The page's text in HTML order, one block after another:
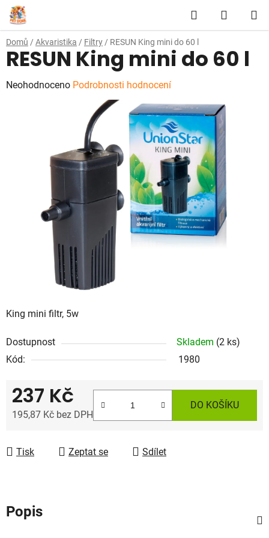
Přejít
na
obsah
Hledat
KOŠÍK
Domů / Akvaristika / Filtry / RESUN King mini do 60 l
King mini filtr, 5w
Dostupnost Skladem (2 ks)
Kód:
1980
237 Kč
195,87 Kč bez DPH
DO KOŠÍKU
Tisk Zeptat se Sdílet
RESUN King mini do 60 l
Průměrné
Neohodnoceno Podrobnosti hodnocení
Popis